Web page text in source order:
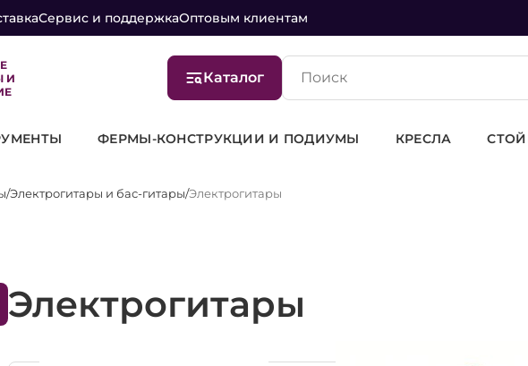
Сервис и поддержкаОптовым клиентам
И
Каталог
ФЕРМЫ-КОНСТРУКЦИИ И ПОДИУМЫ КРЕСЛА СТОЙКИ,
Электрогитары и бас-гитары Электрогитары
Электрогитары